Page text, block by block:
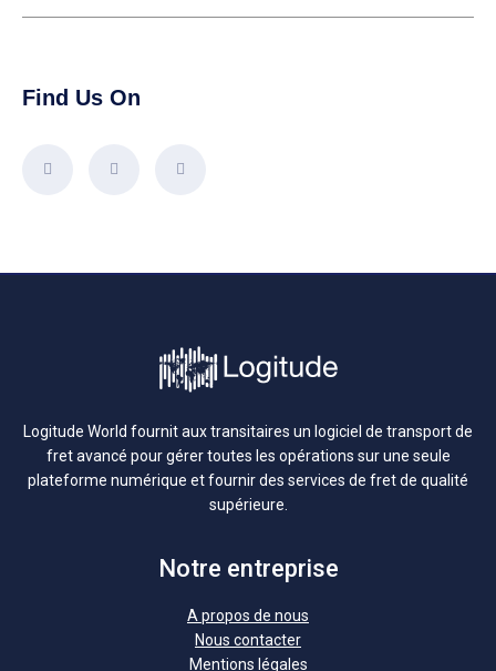
Find Us On
Logitude World fournit aux transitaires un logiciel de transport de
fret avancé pour gérer toutes les opérations sur une seule
plateforme numérique et fournir des services de fret de qualité
supérieure.
Notre entreprise
A propos de nous
Nous contacter
Mentions légales